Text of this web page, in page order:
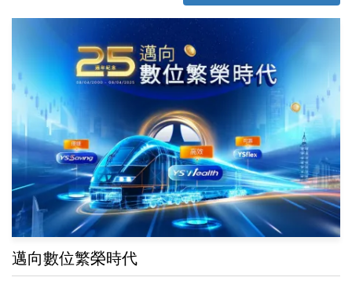
邁向數位繁榮時代